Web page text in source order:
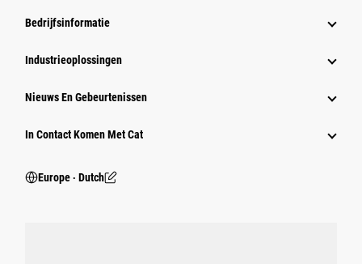
Bedrijfsinformatie
Industrieoplossingen
Nieuws En Gebeurtenissen
In Contact Komen Met Cat
Europe ‧ Dutch